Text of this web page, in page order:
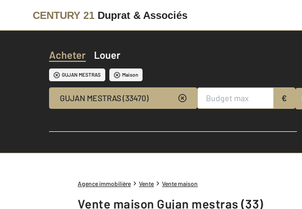
CENTURY 21 Duprat & Associés
Acheter Louer
GUJAN MESTRAS Maison
GUJAN MESTRAS (33470) €
Agence immobilière Vente Vente maison
Vente maison Gujan mestras (33)